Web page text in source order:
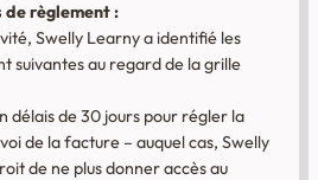
règlement :
Swelly Learny a identifié les
suivantes au regard de la grille
délais de 30 jours pour régler la
de la facture – auquel cas, Swelly
de ne plus donner accès au